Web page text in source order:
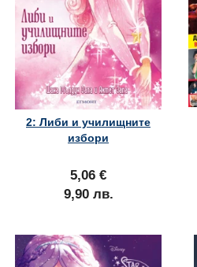
2: Либи и училищните
избори
5,06 €
9,90 лв.